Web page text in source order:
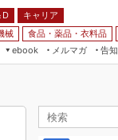
D
キャリア
械 食品・薬品・衣料品
ebook
メルマガ
告知